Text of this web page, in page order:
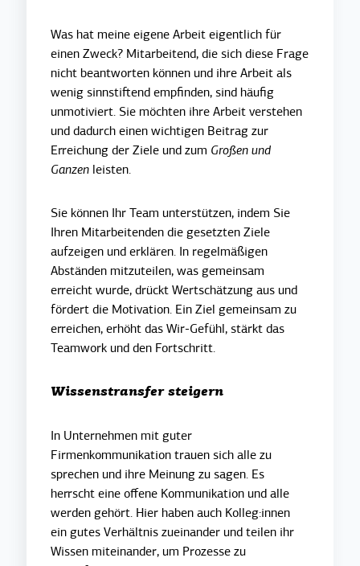
Was hat meine eigene Arbeit eigentlich für
einen Zweck? Mitarbeitend, die sich diese Frage
nicht beantworten können und ihre Arbeit als
wenig sinnstiftend empfinden, sind häufig
unmotiviert. Sie möchten ihre Arbeit verstehen
und dadurch einen wichtigen Beitrag zur
Erreichung der Ziele und zum Großen und
Ganzen leisten.
Sie können Ihr Team unterstützen, indem Sie
Ihren Mitarbeitenden die gesetzten Ziele
aufzeigen und erklären. In regelmäßigen
Abständen mitzuteilen, was gemeinsam
erreicht wurde, drückt Wertschätzung aus und
fördert die Motivation. Ein Ziel gemeinsam zu
erreichen, erhöht das Wir-Gefühl, stärkt das
Teamwork und den Fortschritt.
Wissenstransfer steigern
In Unternehmen mit guter
Firmenkommunikation trauen sich alle zu
sprechen und ihre Meinung zu sagen. Es
herrscht eine offene Kommunikation und alle
werden gehört. Hier haben auch Kolleg:innen
ein gutes Verhältnis zueinander und teilen ihr
Wissen miteinander, um Prozesse zu